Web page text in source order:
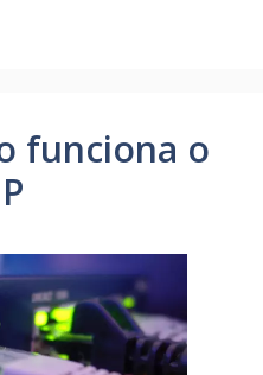
funciona o